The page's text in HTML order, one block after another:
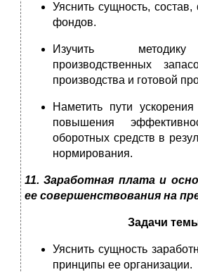
Уяснить сущность, состав,
фондов.
Изучить
производственных
производства и готовой
Наметить пути
повышения
оборотных средств в
нормирования.
11. Заработная плата и
ее совершенствования на
Задачи
Уяснить сущность
принципы ее организации.